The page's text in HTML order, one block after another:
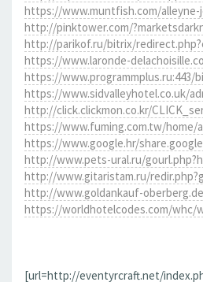
https://www.muntfish.com/alleyne-
http://pinktower.com/
http://parikof.ru/bitrix/
https://www.laronde-
https://www.programmplus.ru:443/
https://www.sidvalleyhotel.co.uk/
http://click.clickmon.co.kr/
https://www.fuming.com.tw/home/
https://www.google.hr/
http://www.pets-ural.ru/
http://www.gitaristam.ru/
http://www.goldankauf-
https://worldhotelcodes.com/whc/
[url=http://eventyrcraft.net/